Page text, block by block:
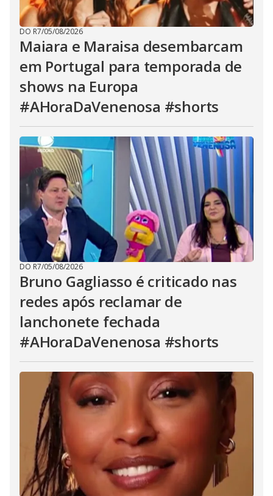
DO R7/05/08/2026
Maiara e Maraisa desembarcam
em Portugal para temporada de
shows na Europa
#AHoraDaVenenosa #shorts
DO R7/05/08/2026
Bruno Gagliasso é criticado nas
redes após reclamar de
lanchonete fechada
#AHoraDaVenenosa #shorts